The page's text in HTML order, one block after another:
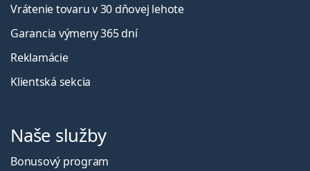
Vrátenie tovaru v 30 dňovej lehote
Garancia výmeny 365 dní
Reklamácie
Klientská sekcia
Naše služby
Bonusový program